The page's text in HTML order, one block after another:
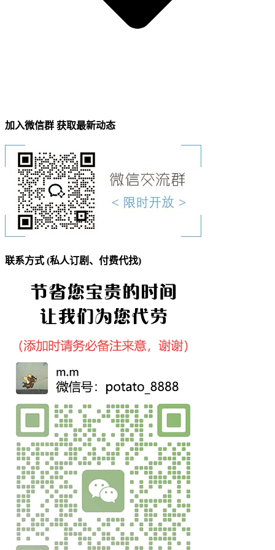
加入微信群 获取最新动态
联系方式 (私人订剧、付费代找)